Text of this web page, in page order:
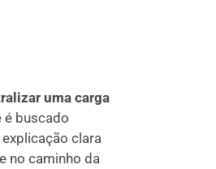
uma carga
é buscado
clara
no caminho da